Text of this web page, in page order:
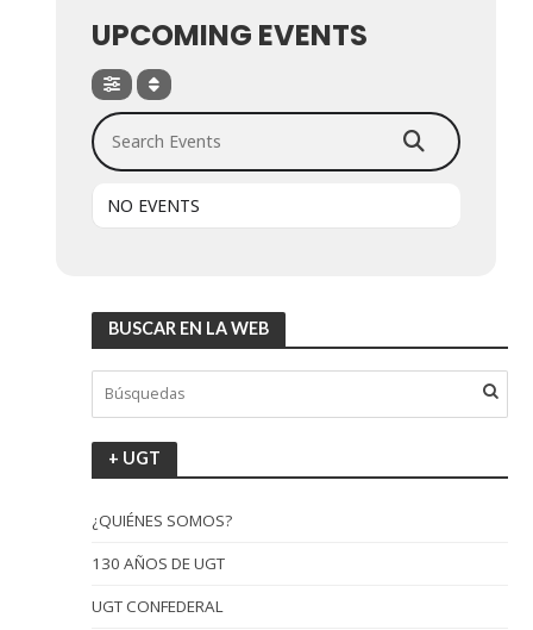
UPCOMING EVENTS
Search Events
NO EVENTS
BUSCAR EN LA WEB
+ UGT
¿QUIÉNES SOMOS?
130 AÑOS DE UGT
UGT CONFEDERAL